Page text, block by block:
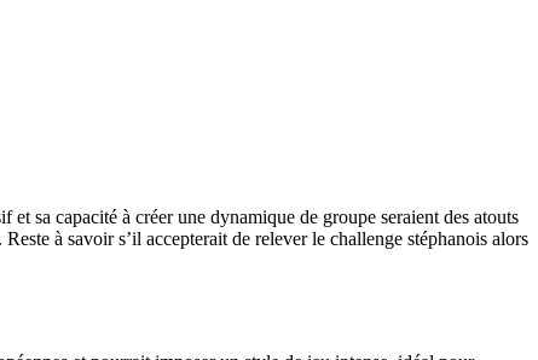
sa capacité à créer une dynamique de groupe seraient des atouts
à savoir s’il accepterait de relever le challenge stéphanois alors